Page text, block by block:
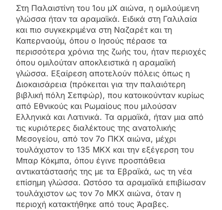
Στη Παλαιστίνη του 1ου μΧ αιώνα, η ομιλούμενη
γλώσσα ήταν τα αραμαϊκά. Ειδικά στη Γαλιλαία
και πιο συγκεκριμένα στη Ναζαρέτ και τη
Καπερναούμ, όπου ο Ιησούς πέρασε τα
περισσότερα χρόνια της ζωής του, ήταν περιοχές
όπου ομιλούταν αποκλειστικά η αραμαϊκή
γλώσσα. Εξαίρεση αποτελούν πόλεις όπως η
Διοκαισάρεια (πρόκειται για την παλαιότερη
βιβλική πόλη Σεπφώρ), που κατοικούνταν κυρίως
από Εθνικούς και Ρωμαίους που μιλούσαν
Ελληνικά και Λατινικά. Τα αρμαϊκά, ήταν μια από
τις κυριότερες διαλέκτους της ανατολικής
Μεσογείου, από τον 7ο ΠΚΧ αιώνα, μέχρι
τουλάχιστον το 135 ΜΚΧ και την εξέγερση του
Μπαρ Κόκμπα, όπου έγινε προσπάθεια
αντικατάστασής της με τα Εβραϊκά, ως τη νέα
επίσημη γλώσσα. Ωστόσο τα αραμαϊκά επιβίωσαν
τουλάχιστον ως τον 7ο ΜΚΧ αιώνα, όταν η
περιοχή κατακτήθηκε από τους Άραβες.